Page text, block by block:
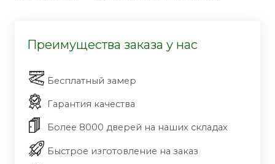
Преимущества заказа у нас
Бесплатный замер
Гарантия качества
Более 8000 дверей на наших складах
Быстрое изготовление на заказ